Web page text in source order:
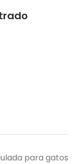
para gatos